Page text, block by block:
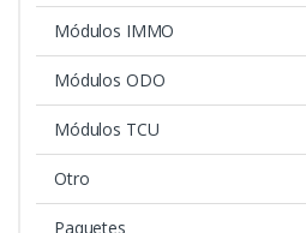
Módulos IMMO
Módulos ODO
Módulos TCU
Otro
Paquetes